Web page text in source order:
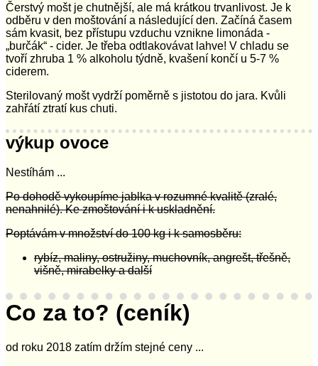
Čerstvý mošt je chutnější, ale má krátkou trvanlivost. Je k
odběru v den moštování a následující den. Začíná časem
sám kvasit, bez přístupu vzduchu vznikne limonáda -
„burčák“ - cider. Je třeba odtlakovávat lahve! V chladu se
tvoří zhruba 1 % alkoholu týdně, kvašení končí u 5-7 %
ciderem.
Sterilovaný mošt vydrží poměrně s jistotou do jara. Kvůli
zahřátí ztratí kus chuti.
výkup ovoce
Nestíhám ...
Po dohodě vykoupíme jablka v rozumné kvalitě (zralé,
nenahnilé). Ke zmoštování i k uskladnění.
Poptávám v množství do 100 kg i k samosběru:
rybíz, maliny, ostružiny, muchovník, angrešt, třešně,
višně, mirabelky a další
Co za to? (ceník)
od roku 2018 zatím držím stejné ceny ...